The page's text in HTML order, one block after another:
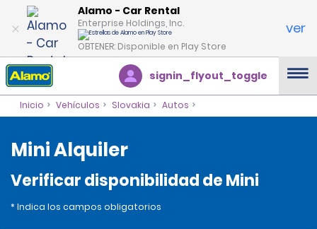
Alamo - Car Rental
Enterprise Holdings, Inc.
OBTENER: Disponible en Play Store
ver
signin_flyout_toggle
Inicio Vehículos Slovakia Autos
Mini Alquiler
Verificar disponibilidad de Mini
* Indica los campos obligatorios